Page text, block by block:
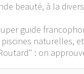
beauté, à la
guide
naturelles,
: on